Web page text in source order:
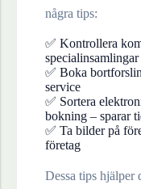
några tips:
✅ Kontrollera
specialinsamlingar
✅ Boka
service
✅ Sortera
bokning – sparar
✅ Ta bilder på
företag
Dessa tips hjälper